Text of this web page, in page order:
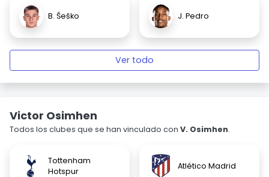
B. Šeško J. Pedro
Ver todo
Victor Osimhen
Todos los clubes que se han vinculado con V. Osimhen.
Tottenham
Hotspur
Atlético Madrid